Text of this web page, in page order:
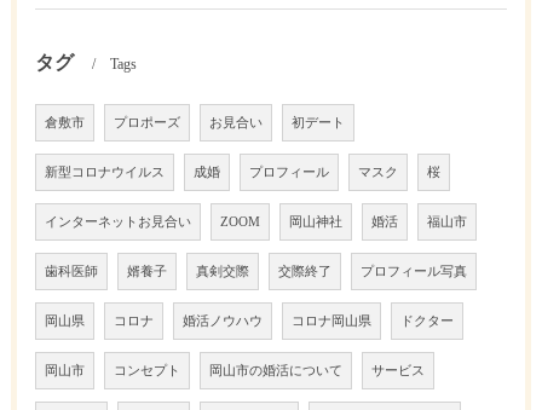
タグ Tags
倉敷市 プロポーズ お見合い 初デート
新型コロナウイルス 成婚 プロフィール マスク 桜
インターネットお見合い ZOOM 岡山神社 婚活 福山市
歯科医師 婿養子 真剣交際 交際終了 プロフィール写真
岡山県 コロナ 婚活ノウハウ コロナ岡山県 ドクター
岡山市 コンセプト 岡山市の婚活について サービス